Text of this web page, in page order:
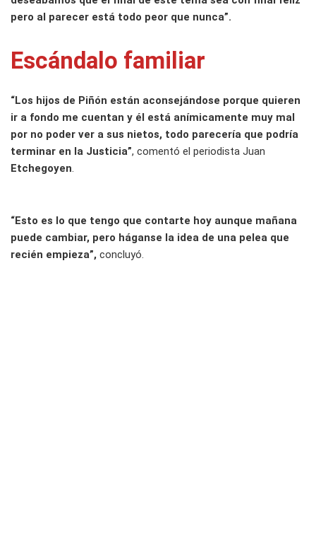
pero al parecer está todo peor que nunca”.
Escándalo familiar
“Los hijos de Piñón están aconsejándose porque quieren
ir a fondo me cuentan y él está anímicamente muy mal
por no poder ver a sus nietos, todo parecería que podría
terminar en la Justicia”, comentó el periodista Juan
Etchegoyen
“Esto es lo que tengo que contarte hoy aunque mañana
puede cambiar, pero háganse la idea de una pelea que
recién empieza”, concluyó.